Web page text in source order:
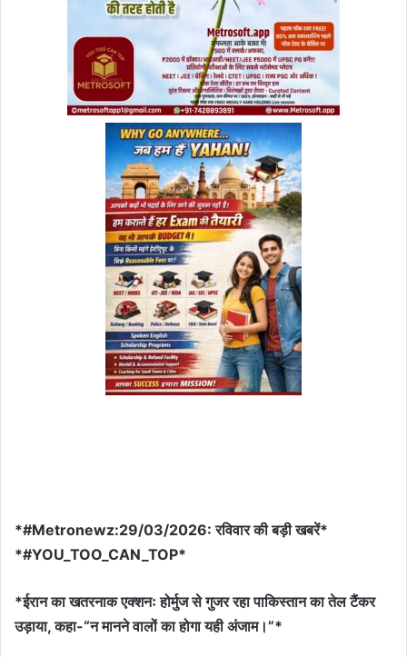
*#Metronewz:29/03/2026: रविवार की बड़ी खबरें*
*#YOU_TOO_CAN_TOP*
*ईरान का खतरनाक एक्शनः होर्मुज से गुजर रहा पाकिस्तान का तेल टैंकर
उड़ाया, कहा-“न मानने वालों का होगा यही अंजाम।”*